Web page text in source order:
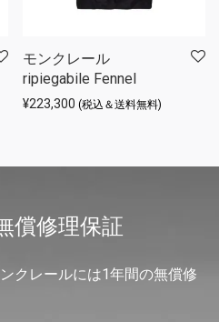
モンクレール
ripiegabile Fennel
¥223,300 (税込＆送料無料)
償修理保証
クレールには1年間の無償修